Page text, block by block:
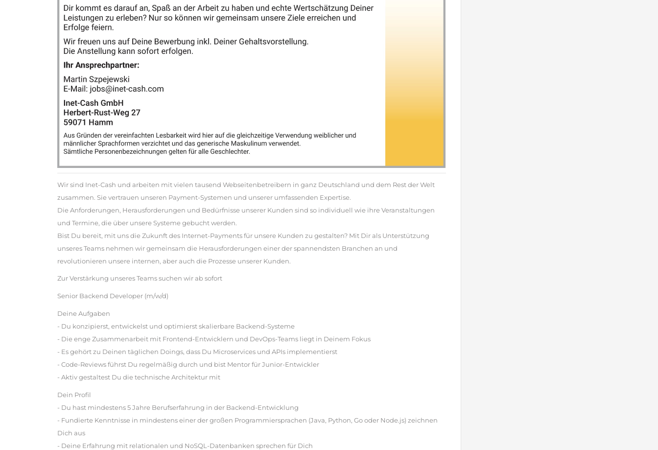
Wir sind Inet-Cash und arbeiten mit vielen tausend Webseitenbetreibern in ganz Deutschland und dem Rest der Welt
zusammen. Sie vertrauen unseren Payment-Systemen und unserer umfassenden Expertise.
Die Anforderungen, Herausforderungen und Bedürfnisse unserer Kunden sind so individuell wie ihre Veranstaltungen
und Termine, die über unsere Systeme gebucht werden.
Bist Du bereit, mit uns die Zukunft des Internet-Payments für unsere Kunden zu gestalten? Mit Dir als Unterstützung
unseres Teams nehmen wir gemeinsam die Herausforderungen einer der spannendsten Branchen an und
revolutionieren unsere internen, aber auch die Prozesse unserer Kunden.
Zur Verstärkung unseres Teams suchen wir ab sofort
Senior Backend Developer (m/w/d)
Deine Aufgaben
- Du konzipierst, entwickelst und optimierst skalierbare Backend-Systeme
- Die enge Zusammenarbeit mit Frontend-Entwicklern und DevOps-Teams liegt in Deinem Fokus
- Es gehört zu Deinen täglichen Doings, dass Du Microservices und APIs implementierst
- Code-Reviews führst Du regelmäßig durch und bist Mentor für Junior-Entwickler
- Aktiv gestaltest Du die technische Architektur mit
Dein Profil
- Du hast mindestens 5 Jahre Berufserfahrung in der Backend-Entwicklung
- Fundierte Kenntnisse in mindestens einer der großen Programmiersprachen (Java, Python, Go oder Node.js) zeichnen
Dich aus
- Deine Erfahrung mit relationalen und NoSQL-Datenbanken sprechen für Dich